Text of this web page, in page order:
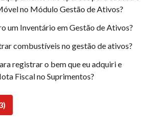
no Módulo Gestão de Ativos?
um Inventário em Gestão de Ativos?
combustíveis no gestão de ativos?
registrar o bem que eu adquiri e
Fiscal no Suprimentos?